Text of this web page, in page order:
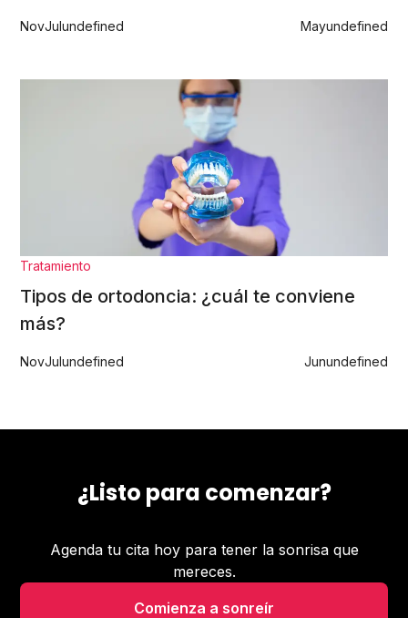
NovJulundefined Mayundefined
Tratamiento
Tipos de ortodoncia: ¿cuál te conviene
más?
NovJulundefined Junundefined
¿Listo para comenzar?
Agenda tu cita hoy para tener la sonrisa que
mereces.
Comienza a sonreír